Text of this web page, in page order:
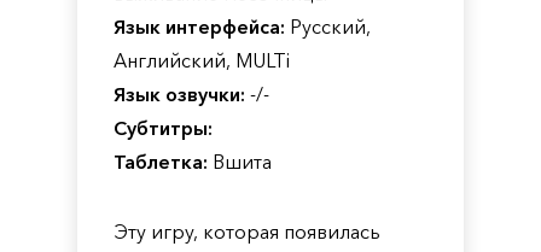
Язык интерфейса: Русский,
Английский, MULTi
Язык озвучки: -/-
Субтитры:
Таблетка: Вшита
Эту игру, которая появилась